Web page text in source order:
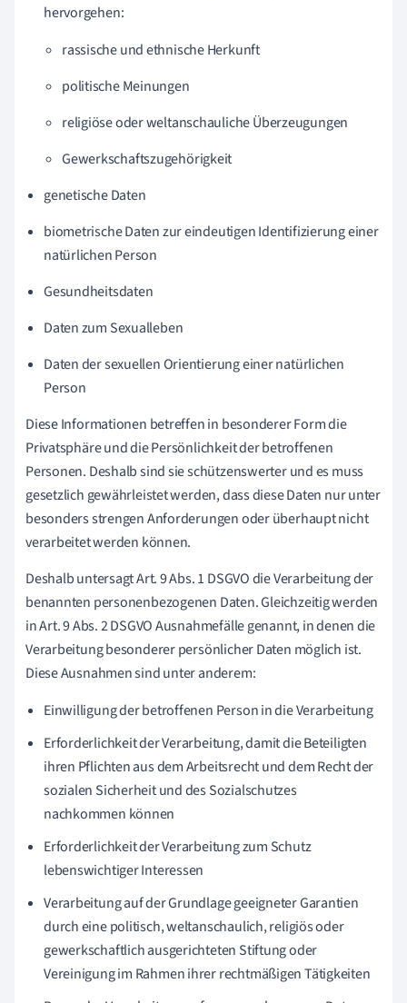
hervorgehen:
rassische und ethnische Herkunft
politische Meinungen
religiöse oder weltanschauliche Überzeugungen
Gewerkschaftszugehörigkeit
genetische Daten
biometrische Daten zur eindeutigen Identifizierung einer
natürlichen Person
Gesundheitsdaten
Daten zum Sexualleben
Daten der sexuellen Orientierung einer natürlichen
Person
Diese Informationen betreffen in besonderer Form die
Privatsphäre und die Persönlichkeit der betroffenen
Personen. Deshalb sind sie schützenswerter und es muss
gesetzlich gewährleistet werden, dass diese Daten nur unter
besonders strengen Anforderungen oder überhaupt nicht
verarbeitet werden können.
Deshalb untersagt Art. 9 Abs. 1 DSGVO die Verarbeitung der
benannten personenbezogenen Daten. Gleichzeitig werden
in Art. 9 Abs. 2 DSGVO Ausnahmefälle genannt, in denen die
Verarbeitung besonderer persönlicher Daten möglich ist.
Diese Ausnahmen sind unter anderem:
Einwilligung der betroffenen Person in die Verarbeitung
Erforderlichkeit der Verarbeitung, damit die Beteiligten
ihren Pflichten aus dem Arbeitsrecht und dem Recht der
sozialen Sicherheit und des Sozialschutzes
nachkommen können
Erforderlichkeit der Verarbeitung zum Schutz
lebenswichtiger Interessen
Verarbeitung auf der Grundlage geeigneter Garantien
durch eine politisch, weltanschaulich, religiös oder
gewerkschaftlich ausgerichteten Stiftung oder
Vereinigung im Rahmen ihrer rechtmäßigen Tätigkeiten